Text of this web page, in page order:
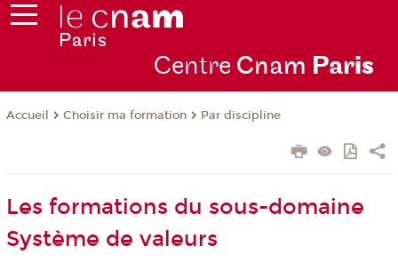
Centre Cnam Paris
Accueil Choisir ma formation Par discipline
Les formations du sous-domaine
Système de valeurs